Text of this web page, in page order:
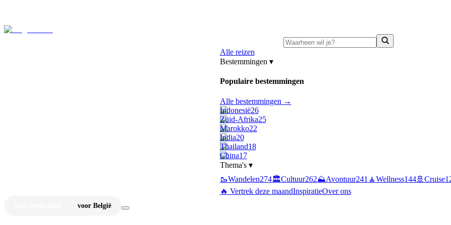
Alle reizen
Bestemmingen ▾
Populaire bestemmingen
Alle bestemmingen →
Indonesië26
Zuid-Afrika25
Marokko22
India20
Thailand18
China17
Thema's ▾
🥾Wandelen274🏛️Cultuur262⛰️Avontuur241 🧘Wellness144🚢 Cruise
🔥 Vertrek deze maandInspiratieOver ons
voor België